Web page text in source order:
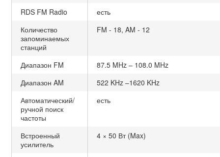
RDS FM Radio
есть
Количество
запоминаемых
станций
FM - 18, AM - 12
Диапазон FM
87.5 MHz – 108.0 MHz
Диапазон AM
522 KHz –1620 KHz
Автоматический/
ручной поиск
частоты
есть
Встроенный
усилитель
4 × 50 Вт (Max)